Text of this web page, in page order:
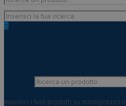
0
Inserisci i tuoi prodotti su